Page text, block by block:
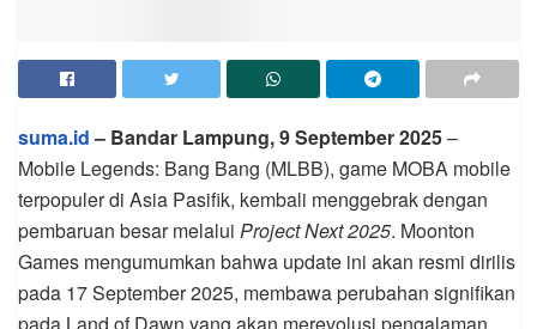
suma.id– Bandar Lampung, 9 September 2025–
Mobile Legends: Bang Bang (MLBB), game MOBA mobile
terpopuler di Asia Pasifik, kembali menggebrak dengan
pembaruan besar melalui Project Next 2025. Moonton
Games mengumumkan bahwa update ini akan resmi dirilis
pada 17 September 2025, membawa perubahan signifikan